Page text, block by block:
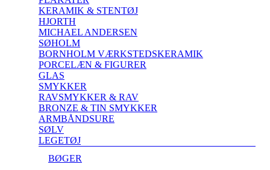
KERAMIK & STENTØJ
HJORTH
MICHAEL ANDERSEN
SØHOLM
BORNHOLM VÆRKSTEDSKERAMIK
PORCELÆN & FIGURER
GLAS
SMYKKER
RAVSMYKKER & RAV
BRONZE & TIN SMYKKER
ARMBÅNDSURE
SØLV
LEGETØJ
BØGER